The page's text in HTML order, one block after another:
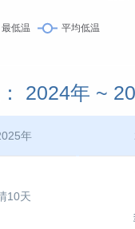
2024年 ~
年
10天